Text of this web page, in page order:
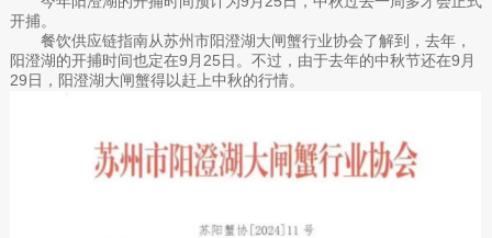
开捕。
餐饮供应链指南从苏州市阳澄湖大闸蟹行业协会了解到，去年，
阳澄湖的开捕时间也定在9月25日。不过，由于去年的中秋节还在9月
29日，阳澄湖大闸蟹得以赶上中秋的行情。